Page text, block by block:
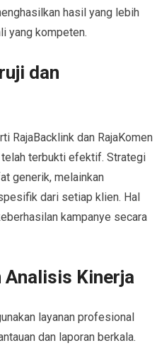
hasil yang lebih
yang kompeten.
dan
RajaBacklink dan RajaKomen
terbukti efektif. Strategi
generik, melainkan
dari setiap klien. Hal
kampanye secara
Analisis Kinerja
layanan profesional
dan laporan berkala.